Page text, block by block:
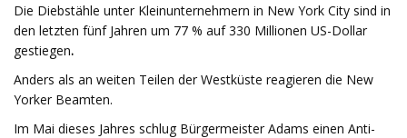
Die Diebstähle unter Kleinunternehmern in New York City sind in
den letzten fünf Jahren um 77 % auf 330 Millionen US-Dollar
gestiegen.
Anders als an weiten Teilen der Westküste reagieren die New
Yorker Beamten.
Im Mai dieses Jahres schlug Bürgermeister Adams einen Anti-